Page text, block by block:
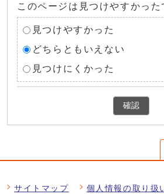
このページは見つけやすかった
見つけやすかった
どちらともいえない
見つけにくかった
確認
サイトマップ 個人情報の取り扱